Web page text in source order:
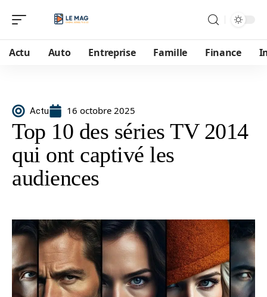
Actu Auto Entreprise Famille Finance
Actu 16 octobre 2025
Top 10 des séries TV 2014
qui ont captivé les
audiences